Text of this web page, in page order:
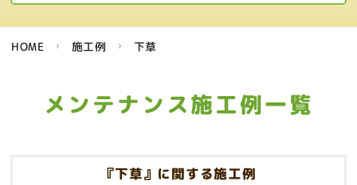
HOME 施工例 下草
メンテナンス施工例一覧
『下草』に関する施工例